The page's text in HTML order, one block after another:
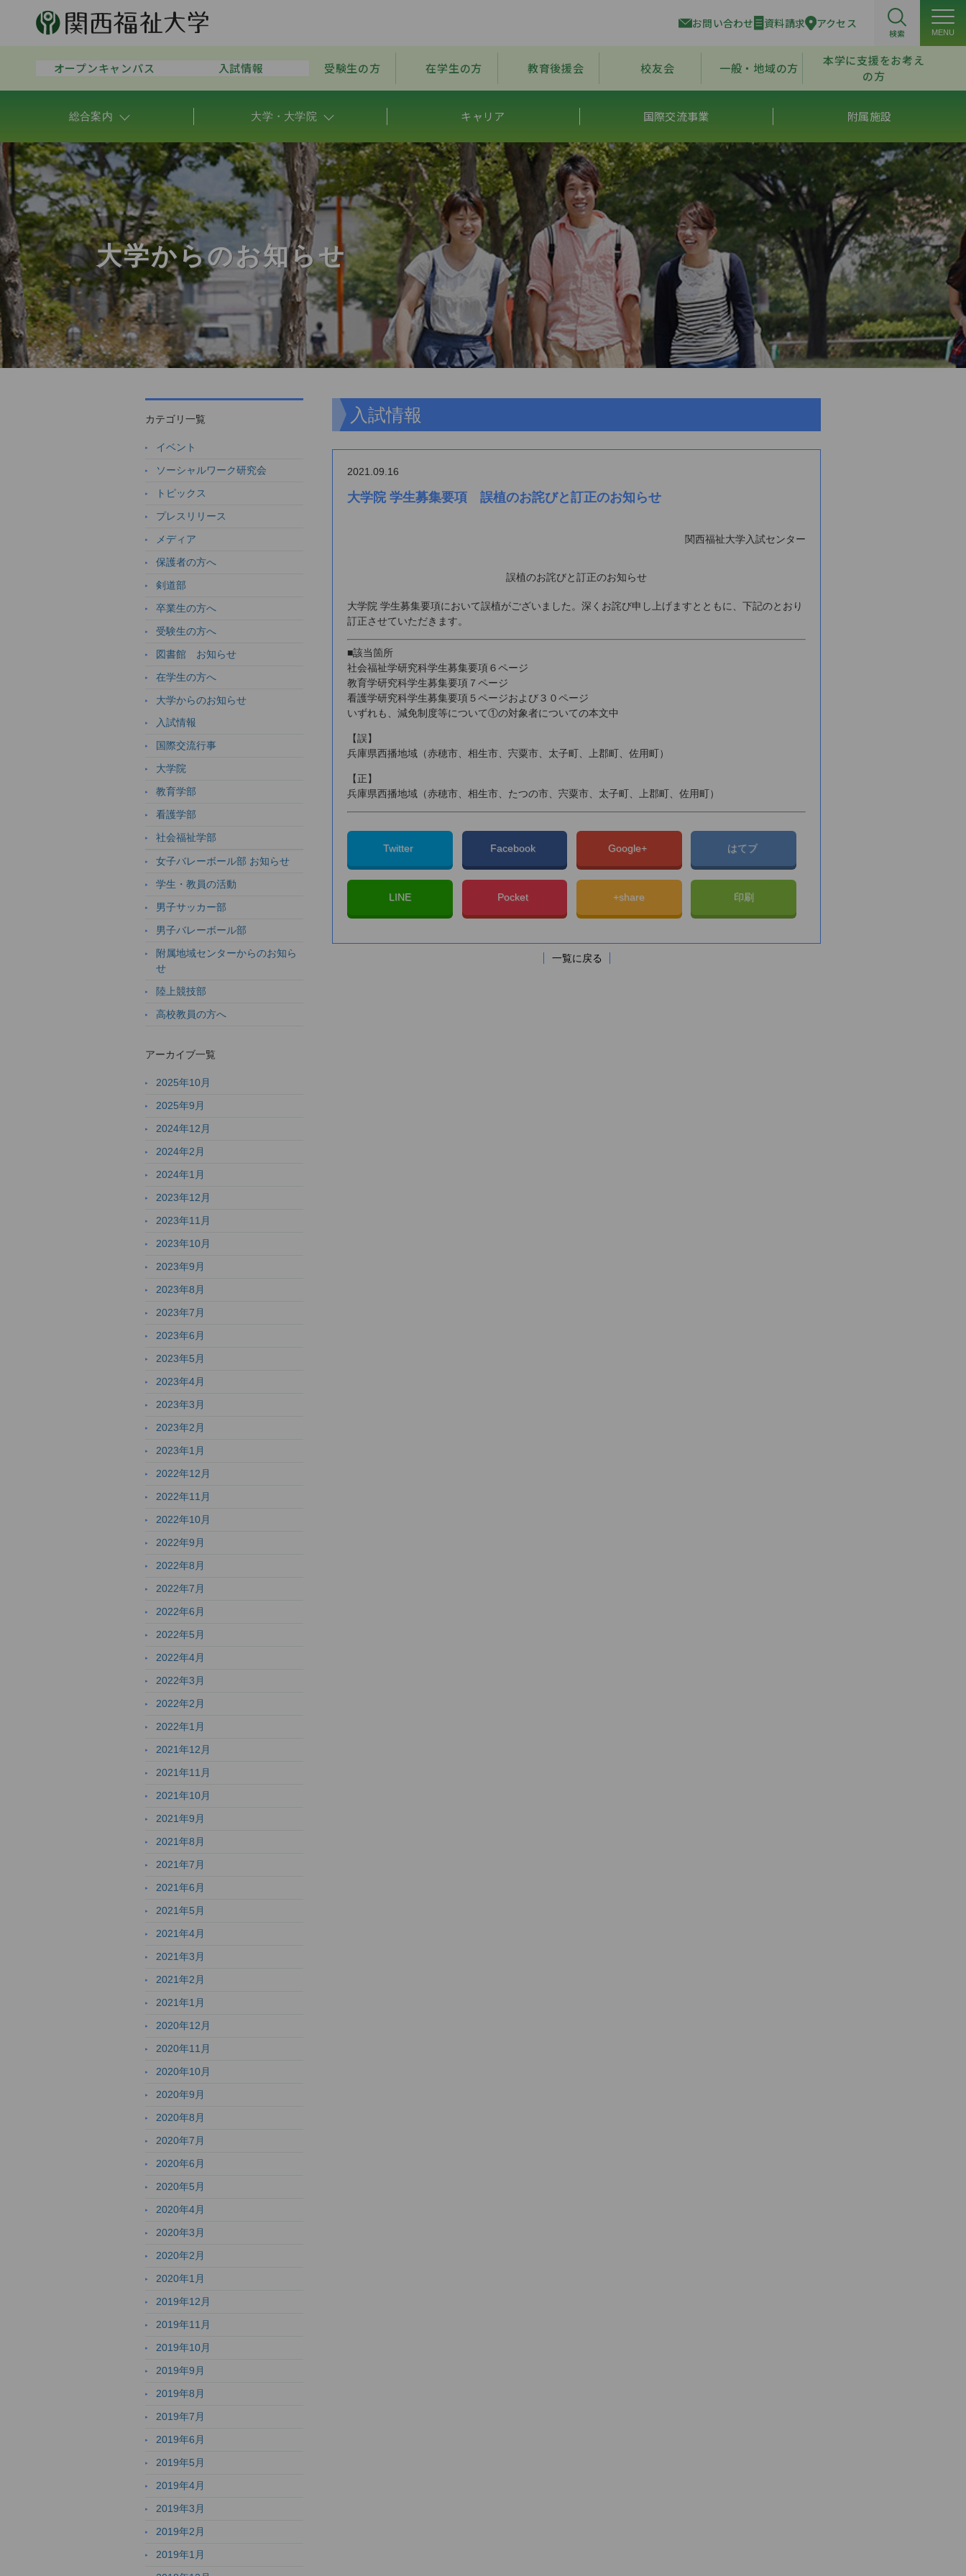
お問い合わせ 資料請求 アクセス
検索 MENU
オープンキャンパス 入試情報 受験生の方 在学生の方 教育後援会 校友会 一般・地域の方
本学に支援をお考え
の方
総合案内 大学・大学院 キャリア 国際交流事業 附属施設
大学からのお知らせ
入試情報
2021.09.16
大学院 学生募集要項 誤植のお詫びと訂正のお知らせ
関西福祉大学入試センター
誤植のお詫びと訂正のお知らせ
大学院 学生募集要項において誤植がございました。深くお詫び申し上げますとともに、下記のとおり
訂正させていただきます。
■該当箇所
社会福祉学研究科学生募集要項６ページ
教育学研究科学生募集要項７ページ
看護学研究科学生募集要項５ページおよび３０ページ
いずれも、減免制度等について①の対象者についての本文中
【誤】
兵庫県西播地域（赤穂市、相生市、宍粟市、太子町、上郡町、佐用町）
【正】
兵庫県西播地域（赤穂市、相生市、たつの市、宍粟市、太子町、上郡町、佐用町）
Twitter Facebook Google+ はてブ
LINE Pocket +share 印刷
一覧に戻る
カテゴリ一覧
イベント
ソーシャルワーク研究会
トピックス
プレスリリース
メディア
保護者の方へ
剣道部
卒業生の方へ
受験生の方へ
図書館 お知らせ
在学生の方へ
大学からのお知らせ
入試情報
国際交流行事
大学院
教育学部
看護学部
社会福祉学部
女子バレーボール部 お知らせ
学生・教員の活動
男子サッカー部
男子バレーボール部
附属地域センターからのお知ら
せ
陸上競技部
高校教員の方へ
アーカイブ一覧
2025年10月
2025年9月
2024年12月
2024年2月
2024年1月
2023年12月
2023年11月
2023年10月
2023年9月
2023年8月
2023年7月
2023年6月
2023年5月
2023年4月
2023年3月
2023年2月
2023年1月
2022年12月
2022年11月
2022年10月
2022年9月
2022年8月
2022年7月
2022年6月
2022年5月
2022年4月
2022年3月
2022年2月
2022年1月
2021年12月
2021年11月
2021年10月
2021年9月
2021年8月
2021年7月
2021年6月
2021年5月
2021年4月
2021年3月
2021年2月
2021年1月
2020年12月
2020年11月
2020年10月
2020年9月
2020年8月
2020年7月
2020年6月
2020年5月
2020年4月
2020年3月
2020年2月
2020年1月
2019年12月
2019年11月
2019年10月
2019年9月
2019年8月
2019年7月
2019年6月
2019年5月
2019年4月
2019年3月
2019年2月
2019年1月